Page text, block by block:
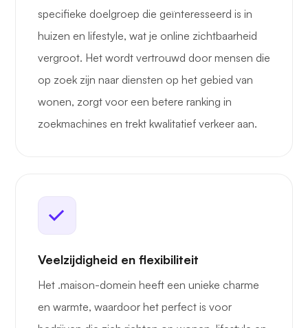
specifieke doelgroep die geïnteresseerd is in
huizen en lifestyle, wat je online zichtbaarheid
vergroot. Het wordt vertrouwd door mensen die
op zoek zijn naar diensten op het gebied van
wonen, zorgt voor een betere ranking in
zoekmachines en trekt kwalitatief verkeer aan.
Veelzijdigheid en flexibiliteit
Het .maison-domein heeft een unieke charme
en warmte, waardoor het perfect is voor